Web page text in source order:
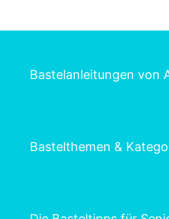
Bastelanleitungen von
Bastelthemen &